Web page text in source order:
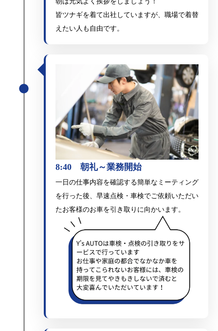
皆ツナギを着て出社していますが、職場で着替
えたい人も自由です。
8:40 朝礼～業務開始
一日の仕事内容を確認する簡単なミーティング
を行った後、早速点検・車検でご依頼いただい
たお客様のお車を引き取りに向かいます。